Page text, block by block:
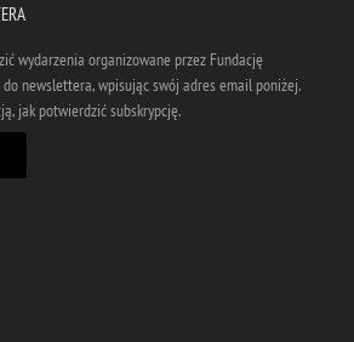
wydarzenia organizowane przez Fundację
newslettera, wpisując swój adres email poniżej.
jak potwierdzić subskrypcję.